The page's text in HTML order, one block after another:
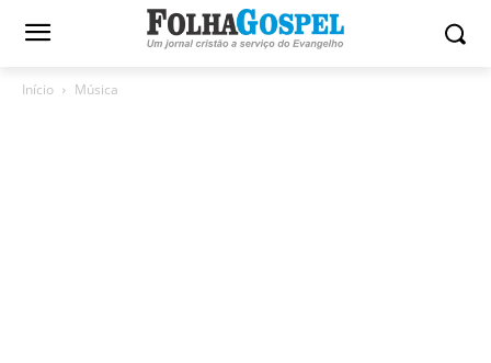
Início Música